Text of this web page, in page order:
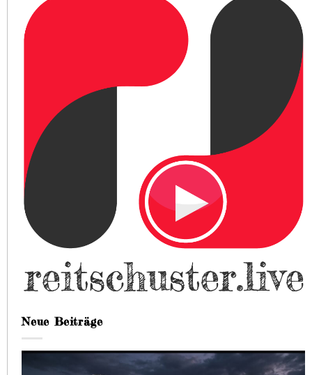
Neue Beiträge